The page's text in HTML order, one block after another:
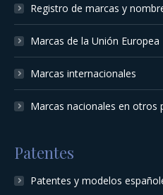
Registro de marcas y
Marcas de la Unión Europea
Marcas internacionales
Marcas nacionales en otros
Patentes
Patentes y modelos